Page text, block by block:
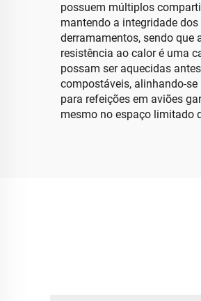
possuem múltiplos
mantendo a integridade
derramamentos, sendo que
resistência ao calor é uma
possam ser aquecidas
compostáveis, alinhando-
para refeições em aviões
mesmo no espaço limitado